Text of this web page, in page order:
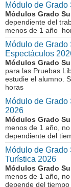
Módulo de
Módulos Grado
dependiente del
menos de 1 año
Módulo de
Espectáculos
Módulos Grado
para las Pruebas
estudie el alumno.
horas
Módulo de
2026
Módulos Grado
menos de 1 año,
dependiente del
Módulo de
Turística 2026
Módulos Grado
menos de 1 año,
depende del